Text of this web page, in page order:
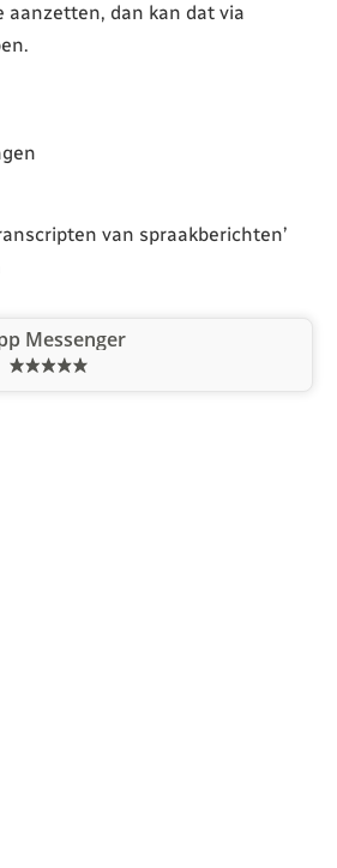
aanzetten, dan kan dat via
van spraakberichten’
Messenger